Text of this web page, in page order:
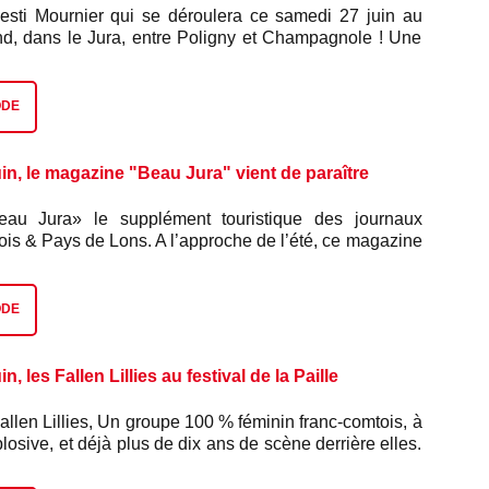
Mournier qui se déroulera ce samedi 27 juin au
dans le Jura, entre Poligny et Champagnole ! Une
programmation éclectique mêlant talents locaux,
ambiance reggae et électro. Ambiance festive
des portes à 18h jusqu'au bout de la nuit. On
de la programmation du Festi Mournier.
le magazine "Beau Jura" vient de paraître
Jura» le supplément touristique des journaux
& Pays de Lons. A l’approche de l’été, ce magazine
C'est une véritable invitation à redécouvrir notre
Pour cette nouvelle et 3ème édition, “Beau Jura”
rencontre des paysages, des savoir-faire et des
journal.
les Fallen Lillies au festival de la Paille
Lillies, Un groupe 100 % féminin franc-comtois, à
et déjà plus de dix ans de scène derrière elles.